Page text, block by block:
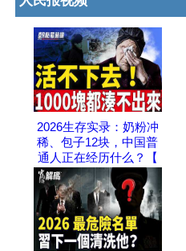
2026生存实录：奶粉冲
稀、包子12块，中国普
通人正在经历什么？【